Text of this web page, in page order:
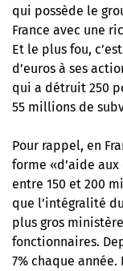
qui possède le
France avec une
Et le plus fou,
d’euros à ses
qui a détruit 250
55 millions de
Pour rappel, en
forme «d’aide
entre 150 et 200
que l’intégralité
plus gros
fonctionnaires.
7% chaque